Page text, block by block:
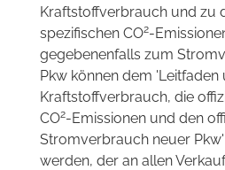
Kraftstoffverbrauch und zu
spezifischen CO2-
gegebenenfalls zum
Pkw können dem 'Leitfaden
Kraftstoffverbrauch, die
CO2-Emissionen und den
Stromverbrauch neuer
werden, der an allen